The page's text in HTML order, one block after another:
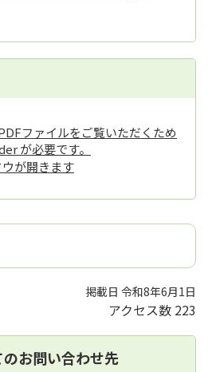
ファイルをご覧いただくため
が必要です。
掲載日 令和8年6月1日
アクセス数 223
お問い合わせ先